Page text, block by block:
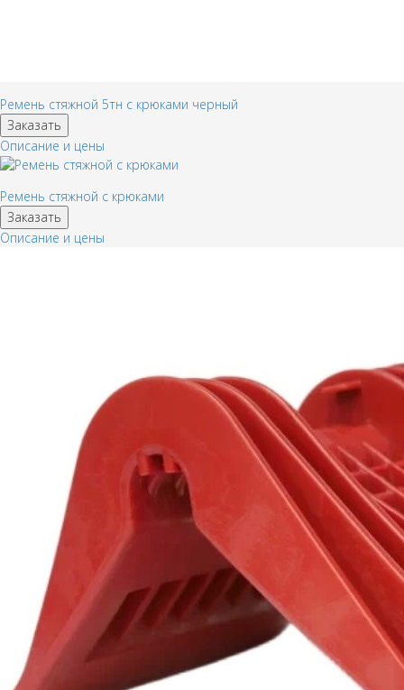
Ремень стяжной 5тн с крюками черный
Заказать
Описание и цены
Ремень стяжной с крюками
Заказать
Описание и цены